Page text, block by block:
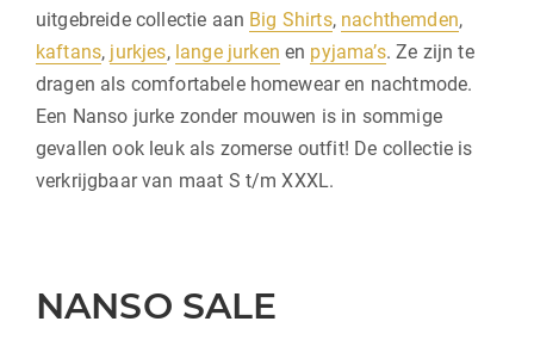
uitgebreide collectie aan Big Shirts, nachthemden,
kaftans, jurkjes, lange jurken en pyjama’s. Ze zijn te
dragen als comfortabele homewear en nachtmode.
Een Nanso jurke zonder mouwen is in sommige
gevallen ook leuk als zomerse outfit! De collectie is
verkrijgbaar van maat S t/m XXXL.
NANSO SALE